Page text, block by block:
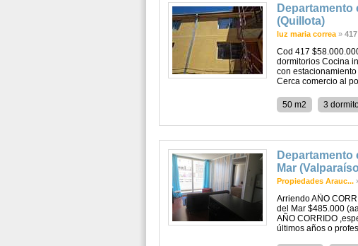
Departamento
(Quillota)
luz maria correa » 417
Cod 417
dormitorios Cocina
con
Cerca comercio al
50 m2 3
Departamento
Mar
Propiedades Arauc...
Arriendo AÑO
del Mar $485.000
AÑO CORRIDO
últimos años o